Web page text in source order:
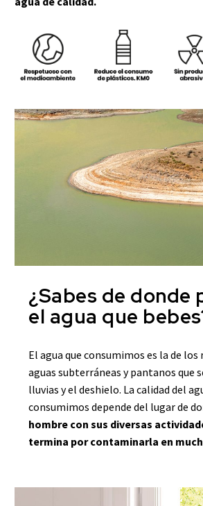
¿Sabes de donde
el agua que
El agua que consumimos es la de los
aguas subterráneas y pantanos que
lluvias y el deshielo. La calidad del
consumimos depende del lugar de
hombre con sus diversas
termina por contaminarla en